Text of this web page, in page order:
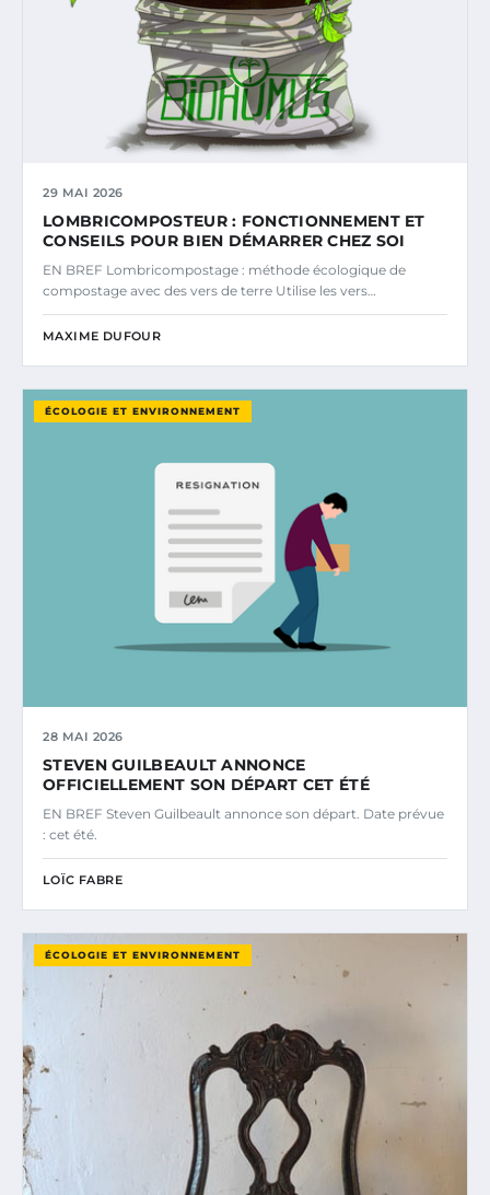
29 MAI 2026
LOMBRICOMPOSTEUR : FONCTIONNEMENT ET
CONSEILS POUR BIEN DÉMARRER CHEZ SOI
EN BREF Lombricompostage : méthode écologique de
compostage avec des vers de terre Utilise les vers…
MAXIME DUFOUR
ÉCOLOGIE ET ENVIRONNEMENT
28 MAI 2026
STEVEN GUILBEAULT ANNONCE
OFFICIELLEMENT SON DÉPART CET ÉTÉ
EN BREF Steven Guilbeault annonce son départ. Date prévue
: cet été.
LOÏC FABRE
ÉCOLOGIE ET ENVIRONNEMENT